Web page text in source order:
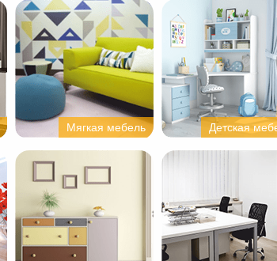
Мягкая мебель Детская